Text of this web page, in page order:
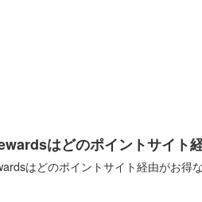
はどのポイントサイト
はどのポイントサイト経由がお得